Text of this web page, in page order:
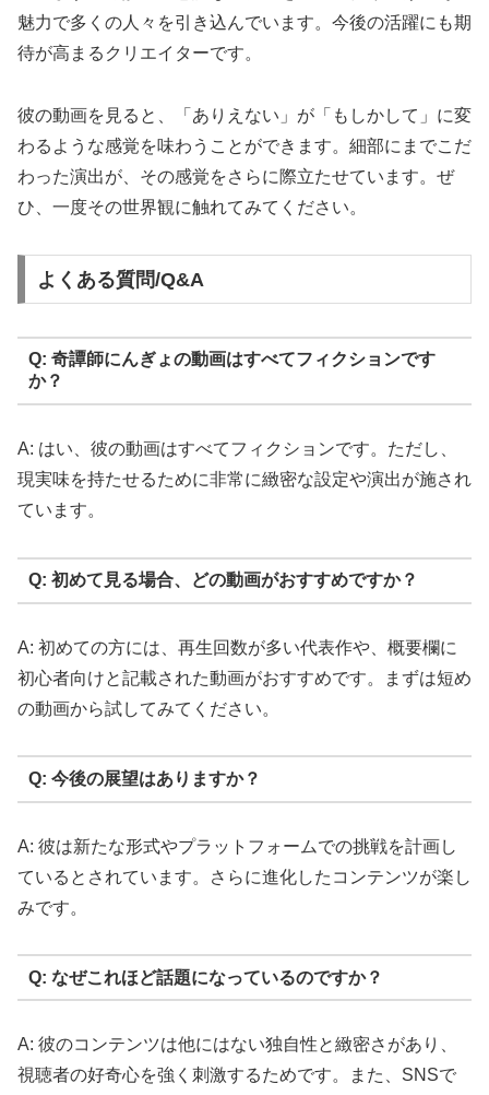
魅力で多くの人々を引き込んでいます。今後の活躍にも期
待が高まるクリエイターです。
彼の動画を見ると、「ありえない」が「もしかして」に変
わるような感覚を味わうことができます。細部にまでこだ
わった演出が、その感覚をさらに際立たせています。ぜ
ひ、一度その世界観に触れてみてください。
よくある質問/Q&A
Q: 奇譚師にんぎょの動画はすべてフィクションです
か？
A: はい、彼の動画はすべてフィクションです。ただし、
現実味を持たせるために非常に緻密な設定や演出が施され
ています。
Q: 初めて見る場合、どの動画がおすすめですか？
A: 初めての方には、再生回数が多い代表作や、概要欄に
初心者向けと記載された動画がおすすめです。まずは短め
の動画から試してみてください。
Q: 今後の展望はありますか？
A: 彼は新たな形式やプラットフォームでの挑戦を計画し
ているとされています。さらに進化したコンテンツが楽し
みです。
Q: なぜこれほど話題になっているのですか？
A: 彼のコンテンツは他にはない独自性と緻密さがあり、
視聴者の好奇心を強く刺激するためです。また、SNSで